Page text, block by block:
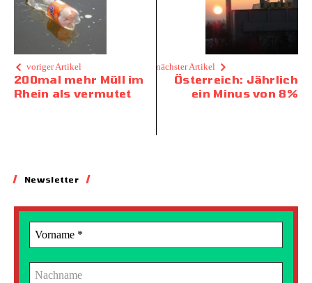
voriger Artikel
200mal mehr Müll im
Rhein als vermutet
nächster Artikel
Österreich: Jährlich
ein Minus von 8%
Newsletter